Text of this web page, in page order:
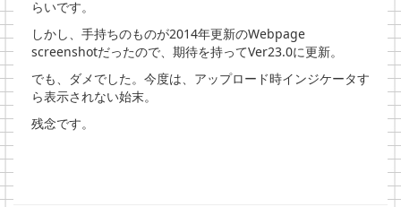
らいです。
しかし、手持ちのものが2014年更新のWebpage
screenshotだったので、期待を持ってVer23.0に更新。
でも、ダメでした。今度は、アップロード時インジケータす
ら表示されない始末。
残念です。